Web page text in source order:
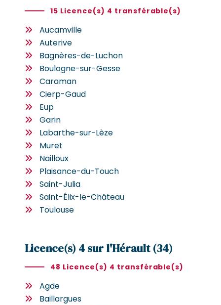
15 Licence(s) 4 transférable(s)
Aucamville
Auterive
Bagnères-de-Luchon
Boulogne-sur-Gesse
Caraman
Cierp-Gaud
Eup
Garin
Labarthe-sur-Lèze
Muret
Nailloux
Plaisance-du-Touch
Saint-Julia
Saint-Élix-le-Château
Toulouse
Licence(s) 4 sur l'Hérault (34)
48 Licence(s) 4 transférable(s)
Agde
Baillargues